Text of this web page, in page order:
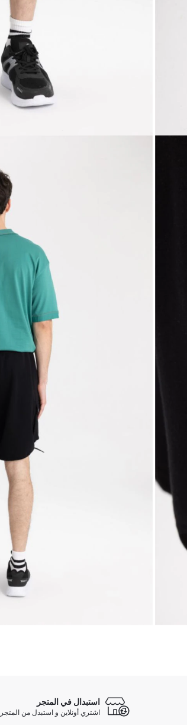
استبدال في المتجر
اشتري أونلاين و استبدل من المتجر